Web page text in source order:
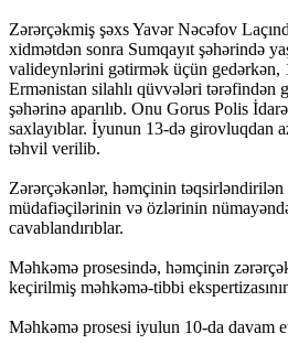
Zərərçəkmiş şəxs Yavər Nəcəfov
xidmətdən sonra Sumqayıt şəhərində
valideynlərini gətirmək üçün gedərkən,
Ermənistan silahlı qüvvələri tərəfindən
şəhərinə aparılıb. Onu Gorus Polis
saxlayıblar. İyunun 13-də girovluqdan
təhvil verilib.
Zərərçəkənlər, həmçinin təqsirləndirilən
müdafiəçilərinin və özlərinin
cavablandırıblar.
Məhkəmə prosesində, həmçinin
keçirilmiş məhkəmə-tibbi
Məhkəmə prosesi iyulun 10-da davam